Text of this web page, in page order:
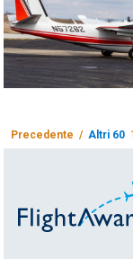
Precedente /Altri 60